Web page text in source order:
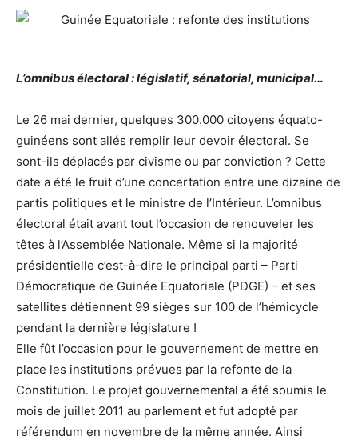
L’omnibus électoral : législatif, sénatorial, municipal…
Le 26 mai dernier, quelques 300.000 citoyens équato-
guinéens sont allés remplir leur devoir électoral. Se
sont-ils déplacés par civisme ou par conviction ? Cette
date a été le fruit d’une concertation entre une dizaine de
partis politiques et le ministre de l’Intérieur. L’omnibus
électoral était avant tout l’occasion de renouveler les
têtes à l’Assemblée Nationale. Même si la majorité
présidentielle c’est-à-dire le principal parti – Parti
Démocratique de Guinée Equatoriale (PDGE) – et ses
satellites détiennent 99 sièges sur 100 de l’hémicycle
pendant la dernière législature !
Elle fût l’occasion pour le gouvernement de mettre en
place les institutions prévues par la refonte de la
Constitution. Le projet gouvernemental a été soumis le
mois de juillet 2011 au parlement et fut adopté par
référendum en novembre de la même année. Ainsi